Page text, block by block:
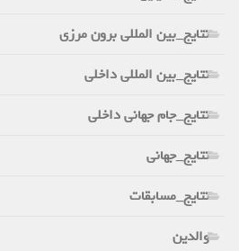
نتایج_بین المللی برون مرزی
نتایج_بین المللی داخلی
نتایج_جام جهانی داخلی
نتایج_جهانی
نتایج_مسابقات
والدین